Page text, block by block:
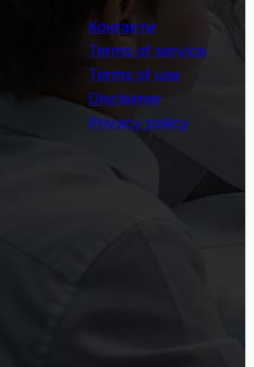
Контакти
Terms of service
Terms of use
Disclaimer
Privacy policy